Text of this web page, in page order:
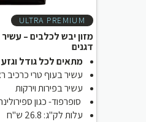
ULTRA PREMIUM
מזון יבש לכלבים –
דגנים
מתאים לכל גודל וגזע
עשיר בעוף טרי כרכיב
עשיר בפירות וירקות
סופרפוד- כגון
עלות לק"ג: 26.8 ש"ח